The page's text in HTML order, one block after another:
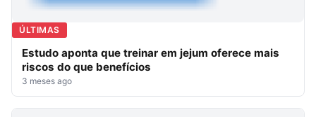
ÚLTIMAS
Estudo aponta que treinar em jejum oferece mais
riscos do que benefícios
3 meses ago